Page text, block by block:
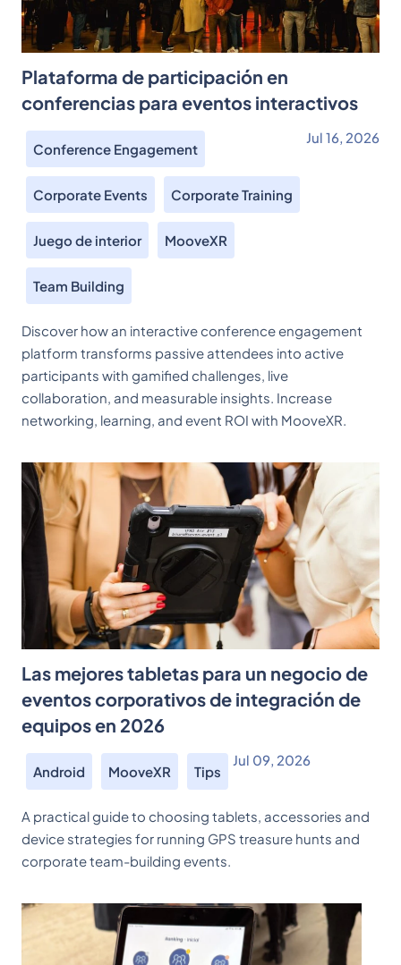
Plataforma de participación en
conferencias para eventos interactivos
Conference Engagement
Corporate Events Corporate Training
Juego de interior MooveXR
Team Building
Jul 16, 2026
Discover how an interactive conference engagement
platform transforms passive attendees into active
participants with gamified challenges, live
collaboration, and measurable insights. Increase
networking, learning, and event ROI with MooveXR.
Las mejores tabletas para un negocio de
eventos corporativos de integración de
equipos en 2026
Android MooveXR Tips
Jul 09, 2026
A practical guide to choosing tablets, accessories and
device strategies for running GPS treasure hunts and
corporate team-building events.